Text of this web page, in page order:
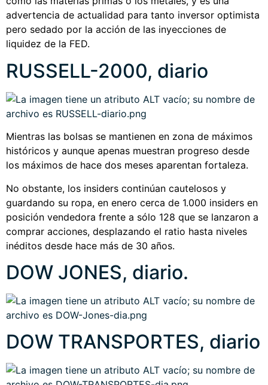
advertencia de actualidad para tanto inversor optimista
pero sedado por la acción de las inyecciones de
liquidez de la FED.
RUSSELL-2000, diario
Mientras las bolsas se mantienen en zona de máximos
históricos y aunque apenas muestran progreso desde
los máximos de hace dos meses aparentan fortaleza.
No obstante, los insiders continúan cautelosos y
guardando su ropa, en enero cerca de 1.000 insiders en
posición vendedora frente a sólo 128 que se lanzaron a
comprar acciones, desplazando el ratio hasta niveles
inéditos desde hace más de 30 años.
DOW JONES, diario.
DOW TRANSPORTES, diario